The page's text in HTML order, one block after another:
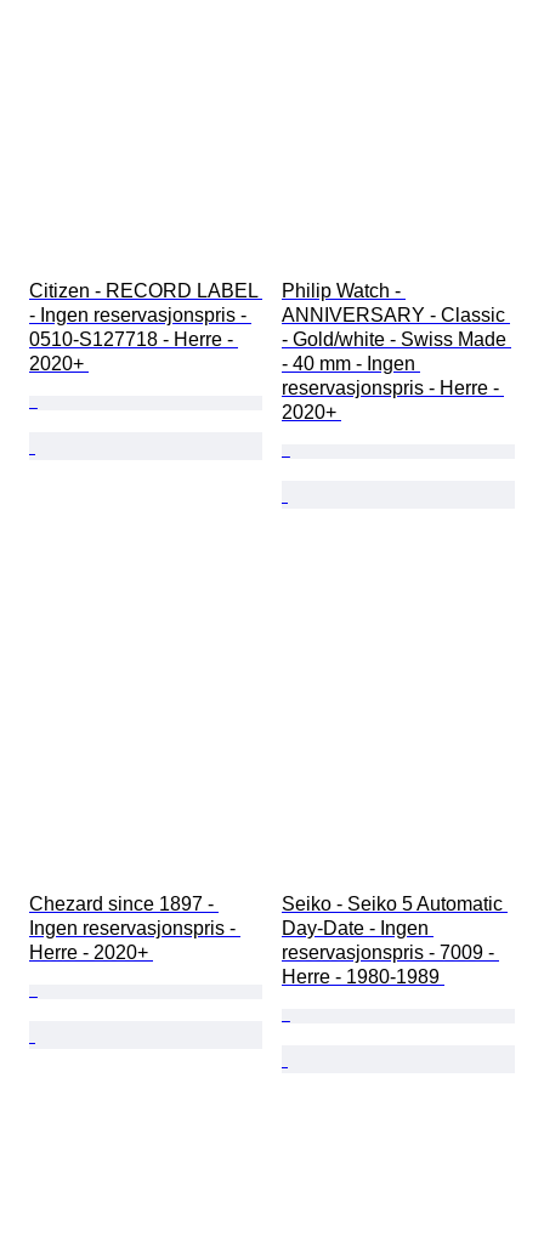
Citizen - RECORD LABEL
- Ingen reservasjonspris -
0510-S127718 - Herre -
2020+
Philip Watch -
ANNIVERSARY - Classic
- Gold/white - Swiss Made
- 40 mm - Ingen
reservasjonspris - Herre -
2020+
Chezard since 1897 -
Ingen reservasjonspris -
Herre - 2020+
Seiko - Seiko 5 Automatic
Day-Date - Ingen
reservasjonspris - 7009 -
Herre - 1980-1989